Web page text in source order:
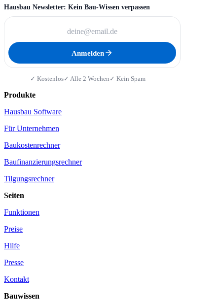
Hausbau Newsletter: Kein Bau-Wissen verpassen
Anmelden
✓ Kostenlos✓ Alle 2 Wochen ✓ Kein Spam
Produkte
Hausbau Software
Für Unternehmen
Baukostenrechner
Baufinanzierungsrechner
Tilgungsrechner
Seiten
Funktionen
Preise
Hilfe
Presse
Kontakt
Bauwissen